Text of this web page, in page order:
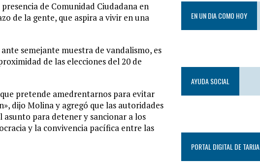
de Comunidad Ciudadana en
de la gente, que aspira a vivir en una
semejante muestra de vandalismo, es
de las elecciones del 20 de
pretende amedrentarnos para evitar
dijo Molina y agregó que las autoridades
para detener y sancionar a los
y la convivencia pacífica entre las
EN UN DIA COMO HOY
AYUDA SOCIAL
PORTAL DIGITAL DE TARIJA